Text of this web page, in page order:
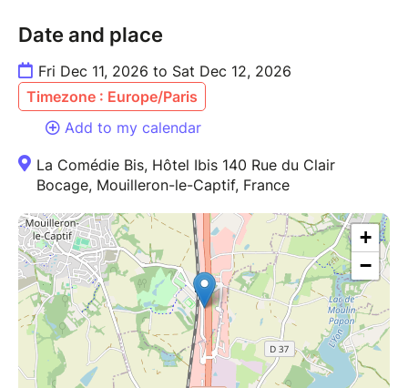
Date and place
Fri Dec 11, 2026 to Sat Dec 12, 2026
Timezone : Europe/Paris
Add to my calendar
La Comédie Bis, Hôtel Ibis 140 Rue du Clair
Bocage, Mouilleron-le-Captif, France
+
−